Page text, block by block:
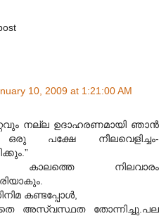
10, 2009 at 1:21:00 AM
നല്ല ഉദാഹരണമായി ഞാന്‍
പക്ഷേ നീലവെളിച്ചം-
കാലത്തെ നിലവാരം
കണ്ടപ്പോൾ,
അസ്വസ്ഥത തോന്നിച്ചു.പല